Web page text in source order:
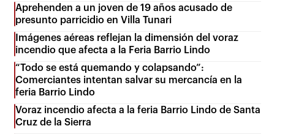
Aprehenden a un joven de 19 años acusado de
presunto parricidio en Villa Tunari
Imágenes aéreas reflejan la dimensión del voraz
incendio que afecta a la Feria Barrio Lindo
“Todo se está quemando y colapsando”:
Comerciantes intentan salvar su mercancía en la
feria Barrio Lindo
Voraz incendio afecta a la feria Barrio Lindo de Santa
Cruz de la Sierra